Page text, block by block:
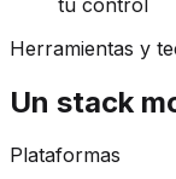
Herramientas y
Un stack
Plataformas